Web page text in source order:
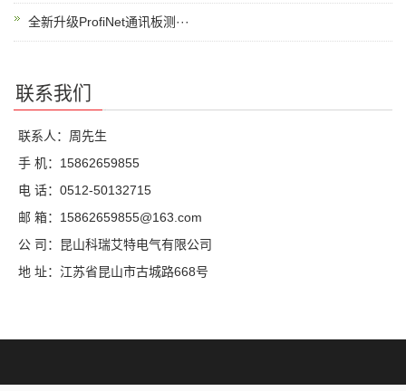
全新升级ProfiNet通讯板测···
联系我们
联系人：周先生
手 机：15862659855
电 话：0512-50132715
邮 箱：15862659855@163.com
公 司：昆山科瑞艾特电气有限公司
地 址：江苏省昆山市古城路668号